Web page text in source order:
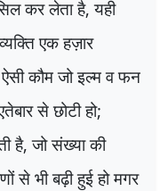
कर लेता है,यही
एक हज़ार
कौम जो इल्म व फन
से छोटी हो;
है,जो संख्या की
से भी बढ़ी हुई हो मगर